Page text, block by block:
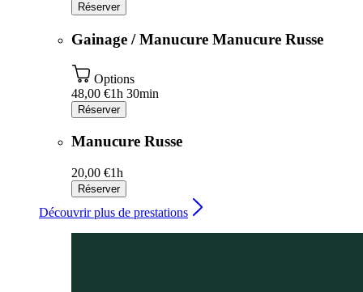
Réserver
Gainage / Manucure Manucure Russe
Options
48,00 €1h 30min
Réserver
Manucure Russe
20,00 €1h
Réserver
Découvrir plus de prestations